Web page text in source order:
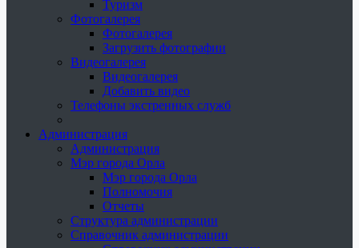
Туризм
Фотогалерея
Фотогалерея
Загрузить фотографии
Видеогалерея
Видеогалерея
Добавить видео
Телефоны экстренных служб
Администрация
Администрация
Мэр города Орла
Мэр города Орла
Полномочия
Отчеты
Структура администрации
Справочник администрации